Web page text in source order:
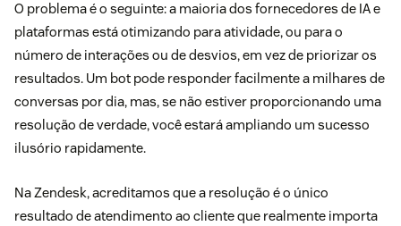
O problema é o seguinte: a maioria dos fornecedores de IA e
plataformas está otimizando para atividade, ou para o
número de interações ou de desvios, em vez de priorizar os
resultados. Um bot pode responder facilmente a milhares de
conversas por dia, mas, se não estiver proporcionando uma
resolução de verdade, você estará ampliando um sucesso
ilusório rapidamente.
Na Zendesk, acreditamos que a resolução é o único
resultado de atendimento ao cliente que realmente importa